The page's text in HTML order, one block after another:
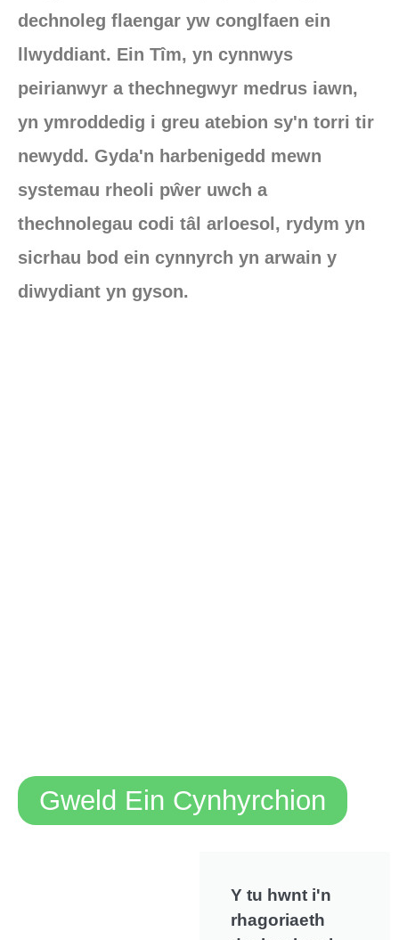
dechnoleg flaengar yw conglfaen ein
llwyddiant. Ein Tîm, yn cynnwys
peirianwyr a thechnegwyr medrus iawn,
yn ymroddedig i greu atebion sy'n torri tir
newydd. Gyda'n harbenigedd mewn
systemau rheoli pŵer uwch a
thechnolegau codi tâl arloesol, rydym yn
sicrhau bod ein cynnyrch yn arwain y
diwydiant yn gyson.
Gweld Ein Cynhyrchion
Y tu hwnt i'n
rhagoriaeth